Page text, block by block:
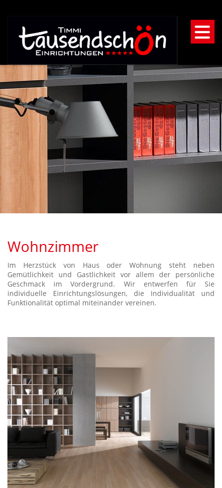
Wohnzimmer
Im Herzstück von Haus oder Wohnung steht neben
Gemütlichkeit und Gastlichkeit vor allem der persönliche
Geschmack im Vordergrund. Wir entwerfen für Sie
individuelle Einrichtungslösungen, die Individualität und
Funktionalität optimal miteinander vereinen.